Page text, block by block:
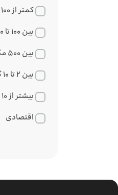
کمتر از ۱۰۰ مگابایت
بین ۱۰۰ تا ۵۰۰ مگابایت
بین ۵۰۰ مگابایت تا ۲ گیگ
بین ۲ تا ۱۰ گیگ
بیشتر از ۱۰ گیگ
اقتصادی